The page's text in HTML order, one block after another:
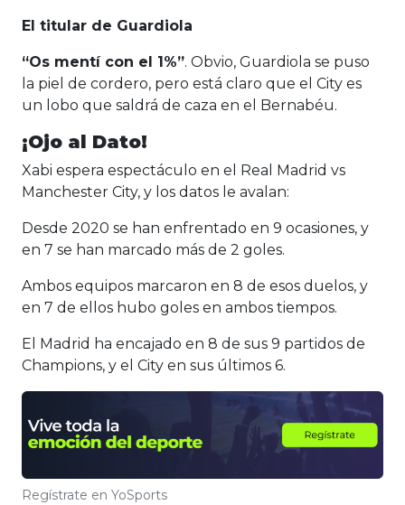
El titular de Guardiola
“Os mentí con el 1%”. Obvio, Guardiola se puso
la piel de cordero, pero está claro que el City es
un lobo que saldrá de caza en el Bernabéu.
¡Ojo al Dato!
Xabi espera espectáculo en el Real Madrid vs
Manchester City, y los datos le avalan:
Desde 2020 se han enfrentado en 9 ocasiones, y
en 7 se han marcado más de 2 goles.
Ambos equipos marcaron en 8 de esos duelos, y
en 7 de ellos hubo goles en ambos tiempos.
El Madrid ha encajado en 8 de sus 9 partidos de
Champions, y el City en sus últimos 6.
Regístrate en YoSports